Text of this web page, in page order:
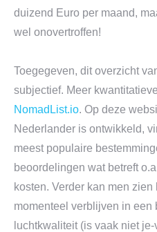
duizend Euro per maand,
wel onovertroffen!
Toegegeven, dit overzicht
subjectief. Meer
NomadList.io. Op deze
Nederlander is ontwikkeld,
meest populaire
beoordelingen wat betreft
kosten. Verder kan men
momenteel verblijven in een
luchtkwaliteit (is vaak niet